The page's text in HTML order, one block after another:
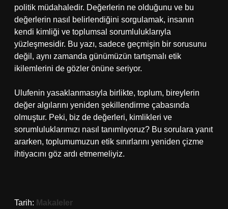
politik müdahaledir. Değerlerin ne olduğunu ve bu
değerlerin nasıl belirlendiğini sorgulamak, insanın
kendi kimliği ve toplumsal sorumluluklarıyla
yüzleşmesidir. Bu yazı, sadece geçmişin bir sorusunu
değil, aynı zamanda günümüzün tartışmalı etik
ikilemlerini de gözler önüne seriyor.
Ulufenin yasaklanmasıyla birlikte, toplum, bireylerin
değer algılarını yeniden şekillendirme çabasında
olmuştur. Peki, biz de değerleri, kimlikleri ve
sorumluluklarımızı nasıl tanımlıyoruz? Bu sorulara yanıt
ararken, toplumumuzun etik sınırlarını yeniden çizme
ihtiyacını göz ardı etmemeliyiz.
Tarih: Makaleler